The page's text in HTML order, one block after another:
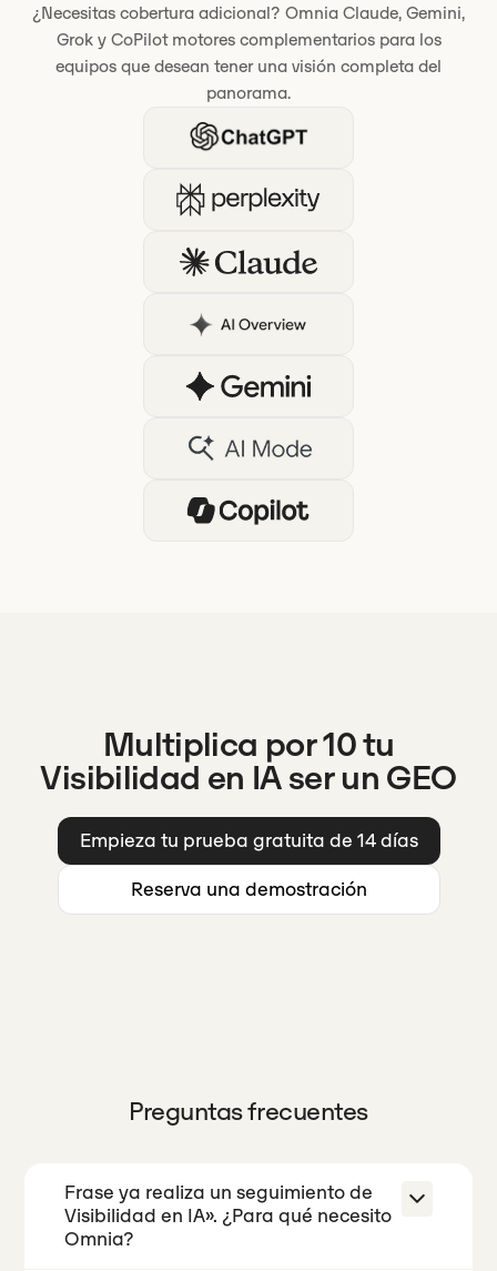
¿Necesitas cobertura adicional? Omnia Claude, Gemini,
Grok y CoPilot motores complementarios para los
equipos que desean tener una visión completa del
panorama.
Multiplica por 10 tu
Visibilidad en IA ser un GEO
Empieza tu prueba gratuita de 14 días
Reserva una demostración
Preguntas frecuentes
Frase ya realiza un seguimiento de
Visibilidad en IA». ¿Para qué necesito
Omnia?